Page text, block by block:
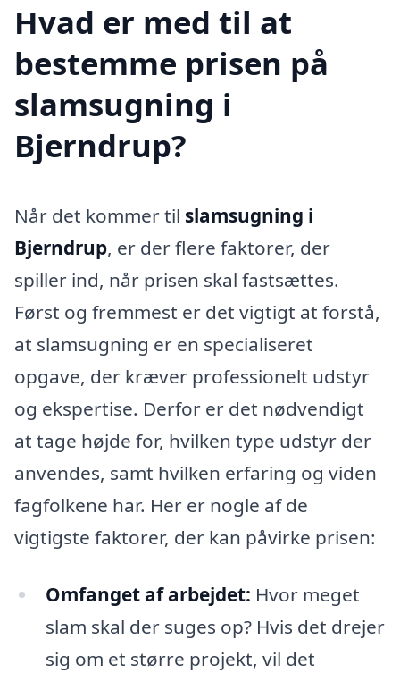
Hvad er med til at
bestemme prisen på
slamsugning i
Bjerndrup?
Når det kommer til slamsugning i
Bjerndrup, er der flere faktorer, der
spiller ind, når prisen skal fastsættes.
Først og fremmest er det vigtigt at forstå,
at slamsugning er en specialiseret
opgave, der kræver professionelt udstyr
og ekspertise. Derfor er det nødvendigt
at tage højde for, hvilken type udstyr der
anvendes, samt hvilken erfaring og viden
fagfolkene har. Her er nogle af de
vigtigste faktorer, der kan påvirke prisen:
Omfanget af arbejdet: Hvor meget
slam skal der suges op? Hvis det drejer
sig om et større projekt, vil det